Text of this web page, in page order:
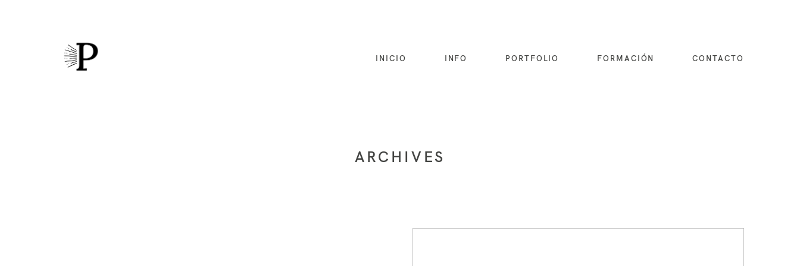
INICIO INFO PORTFOLIO FORMACIÓN CONTACTO
ARCHIVES